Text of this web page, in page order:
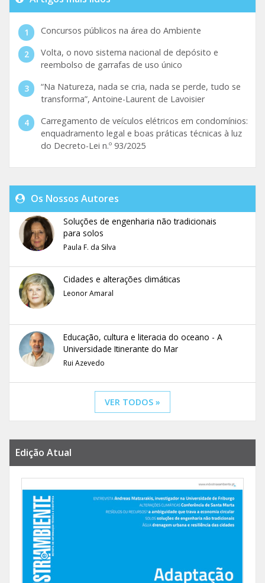
Concursos públicos na área do Ambiente
Volta, o novo sistema nacional de depósito e
reembolso de garrafas de uso único
“Na Natureza, nada se cria, nada se perde, tudo se
transforma”, Antoine-Laurent de Lavoisier
Carregamento de veículos elétricos em condomínios:
enquadramento legal e boas práticas técnicas à luz
do Decreto-Lei n.º 93/2025
Os Nossos Autores
Soluções de engenharia não tradicionais
para solos
Paula F. da Silva
Cidades e alterações climáticas
Leonor Amaral
Educação, cultura e literacia do oceano - A
Universidade Itinerante do Mar
Rui Azevedo
VER TODOS »
Edição Atual